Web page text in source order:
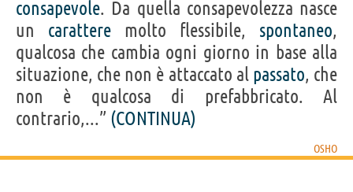
consapevole. Da quella consapevolezza nasce
un carattere molto flessibile, spontaneo,
qualcosa che cambia ogni giorno in base alla
situazione, che non è attaccato al passato, che
non è qualcosa di prefabbricato. Al
contrario,...” (CONTINUA)
OSHO